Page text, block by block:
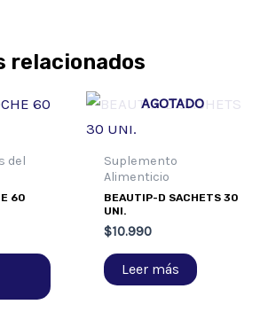
relacionados
del
60
AGOTADO
Suplemento
Alimenticio
BEAUTIP-D SACHETS 30
UNI.
$10.990
Leer más